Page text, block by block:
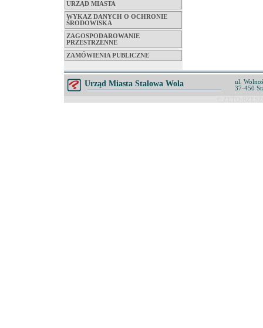
URZĄD MIASTA
WYKAZ DANYCH O OCHRONIE
ŚRODOWISKA
ZAGOSPODAROWANIE
PRZESTRZENNE
ZAMÓWIENIA PUBLICZNE
Urząd Miasta Stalowa Wola
ul.
37-450